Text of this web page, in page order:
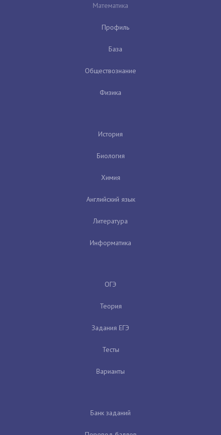
Математика
Профиль
База
Обществознание
Физика
История
Биология
Химия
Английский язык
Литература
Информатика
ОГЭ
Теория
Задания ЕГЭ
Тесты
Варианты
Банк заданий